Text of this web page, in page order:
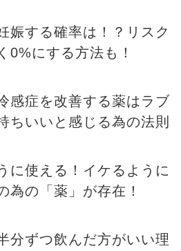
娠する確率は！？リスク
0%にする方法も！
感症を改善する薬はラブ
ちいいと感じる為の法則
に使える！イケるように
為の「薬」が存在！
分ずつ飲んだ方がいい理